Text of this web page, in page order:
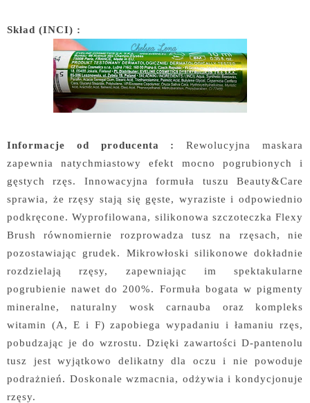
Skład (INCI) :
Informacje od producenta :Rewolucyjna maskara
zapewnia natychmiastowy efekt mocno pogrubionych i
gęstych rzęs. Innowacyjna formuła tuszu Beauty&Care
sprawia, że rzęsy stają się gęste, wyraziste i odpowiednio
podkręcone. Wyprofilowana, silikonowa szczoteczka Flexy
Brush równomiernie rozprowadza tusz na rzęsach, nie
pozostawiając grudek. Mikrowłoski silikonowe dokładnie
rozdzielają rzęsy, zapewniając im spektakularne
pogrubienie nawet do 200%. Formuła bogata w pigmenty
mineralne, naturalny wosk carnauba oraz kompleks
witamin (A, E i F) zapobiega wypadaniu i łamaniu rzęs,
pobudzając je do wzrostu. Dzięki zawartości D-pantenolu
tusz jest wyjątkowo delikatny dla oczu i nie powoduje
podrażnień. Doskonale wzmacnia, odżywia i kondycjonuje
rzęsy.